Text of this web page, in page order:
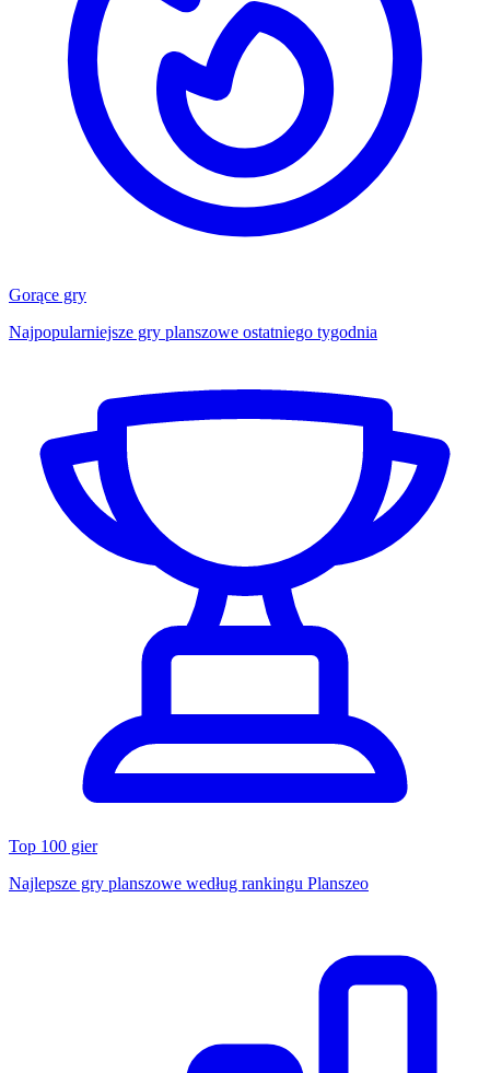
Gorące gry
Najpopularniejsze gry planszowe ostatniego tygodnia
Top 100 gier
Najlepsze gry planszowe według rankingu Planszeo